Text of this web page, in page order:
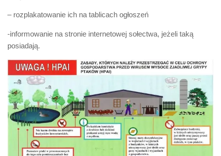
– rozplakatowanie ich na tablicach ogłoszeń
-informowanie na stronie internetowej sołectwa, jeżeli taką
posiadają.